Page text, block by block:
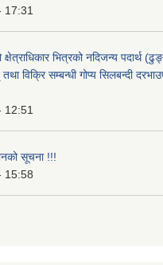
17:31
भित्रको नदिजन्य पदार्थ
विक्रि सम्बन्धी गोप्य सिलबन्दी
12:51
सूचना !!!
15:58